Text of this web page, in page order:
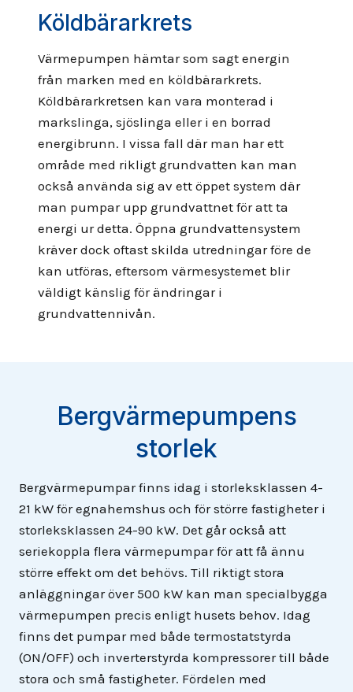
Köldbärarkrets
Värmepumpen hämtar som sagt energin
från marken med en köldbärarkrets.
Köldbärarkretsen kan vara monterad i
markslinga, sjöslinga eller i en borrad
energibrunn. I vissa fall där man har ett
område med rikligt grundvatten kan man
också använda sig av ett öppet system där
man pumpar upp grundvattnet för att ta
energi ur detta. Öppna grundvattensystem
kräver dock oftast skilda utredningar före de
kan utföras, eftersom värmesystemet blir
väldigt känslig för ändringar i
grundvattennivån.
Bergvärmepumpens
storlek
Bergvärmepumpar finns idag i storleksklassen 4-
21 kW för egnahemshus och för större fastigheter i
storleksklassen 24-90 kW. Det går också att
seriekoppla flera värmepumpar för att få ännu
större effekt om det behövs. Till riktigt stora
anläggningar över 500 kW kan man specialbygga
värmepumpen precis enligt husets behov. Idag
finns det pumpar med både termostatstyrda
(ON/OFF) och inverterstyrda kompressorer till både
stora och små fastigheter. Fördelen med